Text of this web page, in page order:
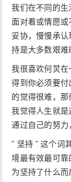
我们在不同的生
面对着或情愿
妥协，慢慢承
持是大多数艰难
我很喜欢何炅
得到你必须要
的觉得很难，那
我觉得人生就
通过自己的努力
" 坚持 " 这个词
境最有效最可靠
为坚持了什么而